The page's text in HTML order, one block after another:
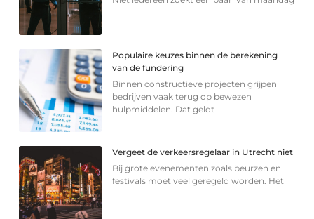
Populaire keuzes binnen de berekening
van de fundering
Binnen constructieve projecten grijpen
bedrijven vaak terug op bewezen
hulpmiddelen. Dat geldt
Vergeet de verkeersregelaar in Utrecht niet
Bij grote evenementen zoals beurzen en
festivals moet veel geregeld worden. Het